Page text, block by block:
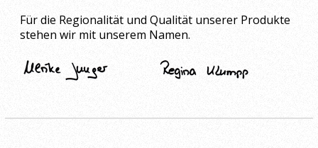
Für die Regionalität und Qualität unserer Produkte
stehen wir mit unserem Namen.